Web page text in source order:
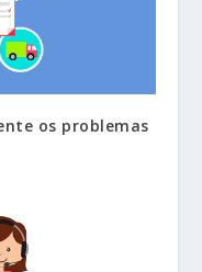
os problemas